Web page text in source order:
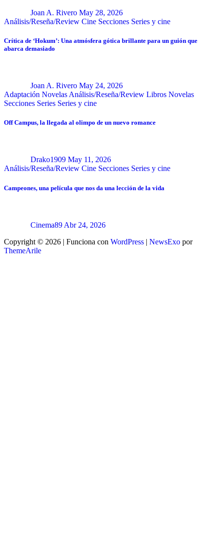
Joan A. Rivero May 28, 2026
Análisis/Reseña/Review Cine Secciones Series y cine
Crítica de ‘Hokum’: Una atmósfera gótica brillante para un guión que
abarca demasiado
Joan A. Rivero May 24, 2026
Adaptación Novelas Análisis/Reseña/Review Libros Novelas
Secciones Series Series y cine
Off Campus, la llegada al olimpo de un nuevo romance
Drako1909 May 11, 2026
Análisis/Reseña/Review Cine Secciones Series y cine
Campeones, una película que nos da una lección de la vida
Cinema89 Abr 24, 2026
Copyright © 2026 | Funciona con WordPress | NewsExo por
ThemeArile